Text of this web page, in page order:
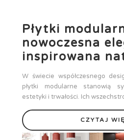
Płytki
nowoczesna
inspirowana
W świecie współczesnego
płytki modularne stanowią
estetyki i trwałości. Ich
CZYTAJ